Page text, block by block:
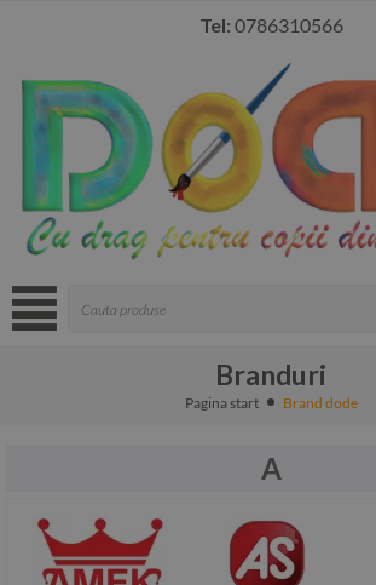
Tel: 0786310566
Branduri
Pagina start Brand dode
A